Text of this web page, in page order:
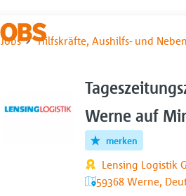
Jobs Hilfskräfte, Aushilfs- und
Werne auf
merken
Lensing Logistik
59368 Werne,